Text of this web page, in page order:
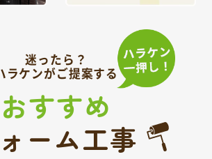
迷ったら？
ラケンがご提案する
おすすめ
ーム工事